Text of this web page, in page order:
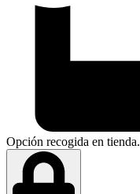
Opción recogida en tienda.